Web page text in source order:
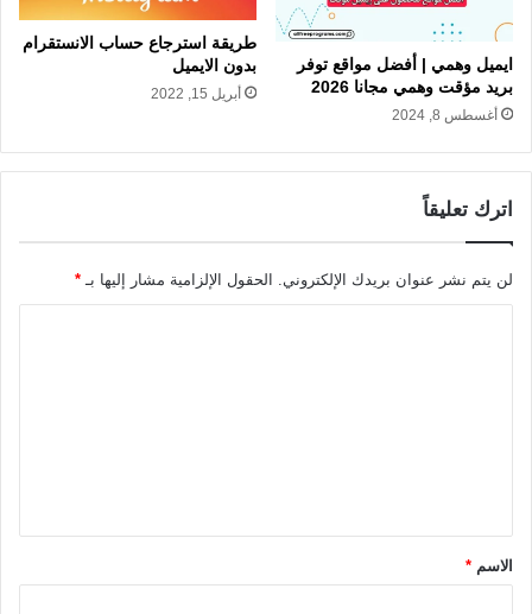
ايميل وهمي | أفضل مواقع توفر
بريد مؤقت وهمي مجانا 2026
أغسطس 8, 2024
طريقة استرجاع حساب الانستقرام
بدون الايميل
أبريل 15, 2022
اترك تعليقاً
لن يتم نشر عنوان بريدك الإلكتروني. الحقول الإلزامية مشار إليها بـ *
ق
*الاسم *